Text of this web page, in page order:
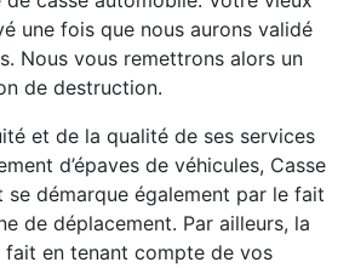
une fois que nous aurons validé
Nous vous remettrons alors un
de destruction.
et de la qualité de ses services
d’épaves de véhicules, Casse
se démarque également par le fait
de déplacement. Par ailleurs, la
fait en tenant compte de vos